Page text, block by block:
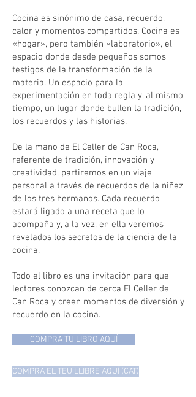
Cocina es sinónimo de casa, recuerdo,
calor y momentos compartidos. Cocina es
«hogar», pero también «laboratorio», el
espacio donde desde pequeños somos
testigos de la transformación de la
materia. Un espacio para la
experimentación en toda regla y, al mismo
tiempo, un lugar donde bullen la tradición,
los recuerdos y las historias.
De la mano de El Celler de Can Roca,
referente de tradición, innovación y
creatividad, partiremos en un viaje
personal a través de recuerdos de la niñez
de los tres hermanos. Cada recuerdo
estará ligado a una receta que lo
acompaña y, a la vez, en ella veremos
revelados los secretos de la ciencia de la
cocina.
Todo el libro es una invitación para que
lectores conozcan de cerca El Celler de
Can Roca y creen momentos de diversión y
recuerdo en la cocina.
COMPRA TU LIBRO AQUÍ
COMPRA EL TEU LLIBRE AQUÍ (CAT)